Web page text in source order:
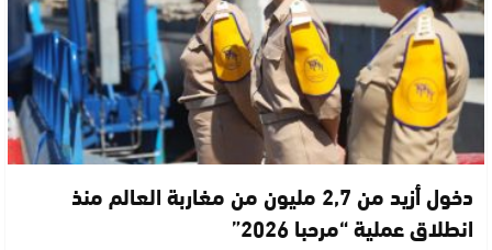
دخول أزيد من 2,7 مليون من مغاربة العالم منذ
انطلاق عملية “مرحبا 2026”